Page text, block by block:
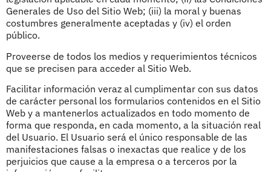
Generales de Uso del Sitio Web; (iii) la moral y buenas
costumbres generalmente aceptadas y (iv) el orden
público.
Proveerse de todos los medios y requerimientos técnicos
que se precisen para acceder al Sitio Web.
Facilitar información veraz al cumplimentar con sus datos
de carácter personal los formularios contenidos en el Sitio
Web y a mantenerlos actualizados en todo momento de
forma que responda, en cada momento, a la situación real
del Usuario. El Usuario será el único responsable de las
manifestaciones falsas o inexactas que realice y de los
perjuicios que cause a la empresa o a terceros por la